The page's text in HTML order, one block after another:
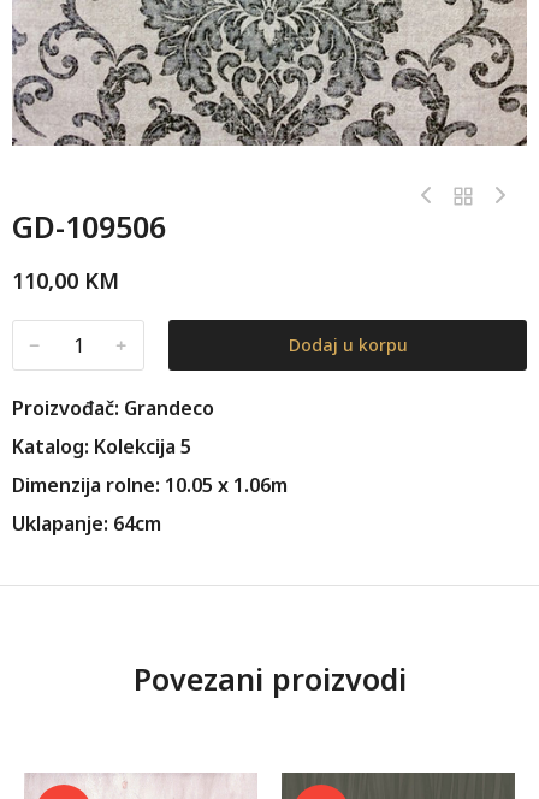
GD-109506
110,00 KM
﹣ ﹢ Dodaj u korpu
Proizvođač: Grandeco
Katalog: Kolekcija 5
Dimenzija rolne: 10.05 x 1.06m
Uklapanje: 64cm
Povezani proizvodi